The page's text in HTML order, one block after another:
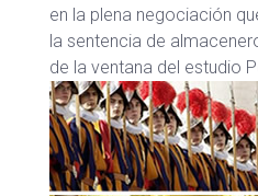
en la plena negociación
la sentencia de
de la ventana del estudio